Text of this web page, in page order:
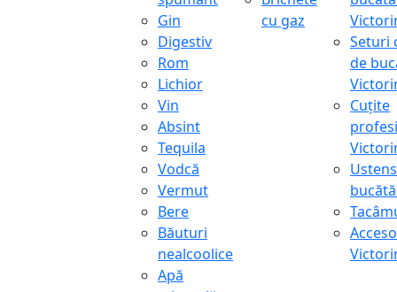
Gin
Digestiv
Rom
Lichior
Vin
Absint
Tequila
Vodcă
Vermut
Bere
Băuturi
nealcoolice
Apă
cu gaz
Seturi
de
Cuțite